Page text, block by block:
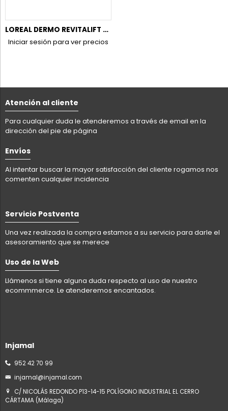
LOREAL DERMO REVITALIFT FILLER 50ML.INTEN.DIA SP50
Iniciar sesión para ver precios
Atención al cliente
Para cualquier duda le atenderemos a través de email en la
dirección del pie de página
Envíos
Al intentar buscar la mayor satisfacción del cliente rogamos nos
comenten cualquier incidencia
Servicio Postventa
Una vez realizada la compra estamos a su servicio para darle el
asesoramiento que se merece
Uso de la Web
Llámenos si tiene alguna duda respecto al uso de nuestro
ecommmerce. Le atenderemos encantados.
Injamal
952 42 70 99
injamal@injamal.com
C/ NICOLÁS REDONDO P13-14-15 POLÍGONO INDUSTRIAL EL CERRO
CÁRTAMA (Málaga)